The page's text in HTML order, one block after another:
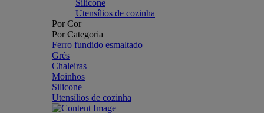
Silicone
Utensílios de cozinha
Por Cor
Por Categoria
Ferro fundido esmaltado
Grés
Chaleiras
Moinhos
Silicone
Utensílios de cozinha